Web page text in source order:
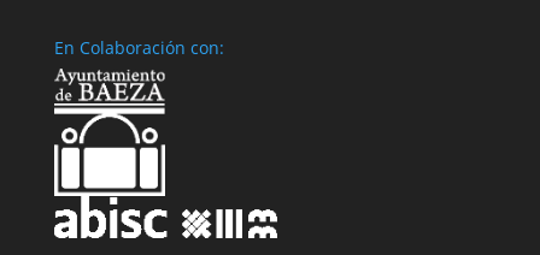
En Colaboración con: